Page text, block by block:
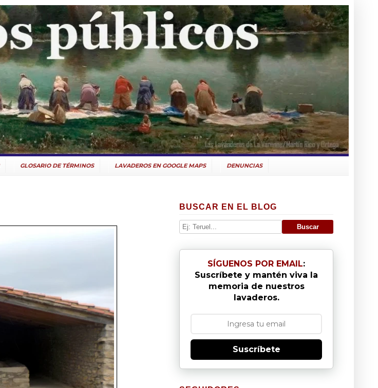
GLOSARIO DE TÉRMINOS LAVADEROS EN GOOGLE MAPS DENUNCIAS
BUSCAR EN EL BLOG
SÍGUENOS POR EMAIL:
Suscríbete y mantén viva la
memoria de nuestros
lavaderos.
Suscríbete